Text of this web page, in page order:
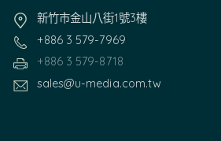
新竹市金山八街1號3樓
+886 3 579-7969
+886 3 579-8718
sales@u-media.com.tw